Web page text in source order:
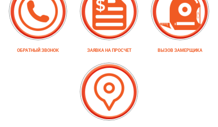
ОБРАТНЫЙ ЗВОНОК ЗАЯВКА НА ПРОСЧЕТ ВЫЗОВ ЗАМЕРЩИКА